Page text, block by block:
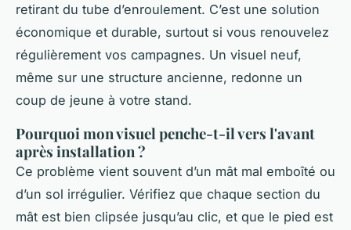
retirant du tube d’enroulement. C’est une solution
économique et durable, surtout si vous renouvelez
régulièrement vos campagnes. Un visuel neuf,
même sur une structure ancienne, redonne un
coup de jeune à votre stand.
Pourquoi mon visuel penche-t-il vers l'avant
après installation ?
Ce problème vient souvent d’un mât mal emboîté ou
d’un sol irrégulier. Vérifiez que chaque section du
mât est bien clipsée jusqu’au clic, et que le pied est